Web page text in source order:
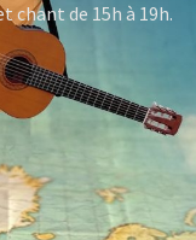
chant de 15h à 19h.